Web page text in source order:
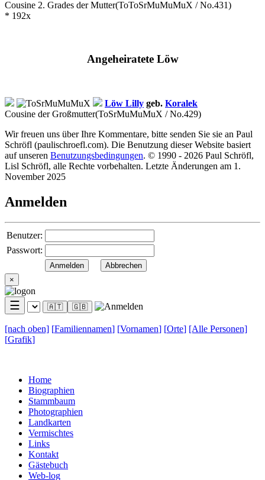
Cousine 2. Grades der Mutter(ToToSrMuMuMuX / No.431)
* 192x
Angeheiratete Löw
Löw Lilly geb. Koralek
Cousine der Großmutter(ToSrMuMuMuX / No.429)
Wir freuen uns über Ihre Kommentare, bitte senden Sie sie an Paul
Schröfl (paulischroefl.com). Die Benutzung dieser Website basiert
auf unseren Benutzungsbedingungen. © 1990 - 2026 Paul Schröfl,
Lisl Schröfl, alle Rechte vorbehalten. Letzte Änderungen am 1.
November 2025
Anmelden
Benutzer:
Passwort:
×
☰ 🇦🇹 🇬🇧
[nach oben] [Familiennamen] [Vornamen] [Orte] [Alle Personen]
[Grafik]
Home
Biographien
Stammbaum
Photographien
Landkarten
Vermischtes
Links
Kontakt
Gästebuch
Web-log